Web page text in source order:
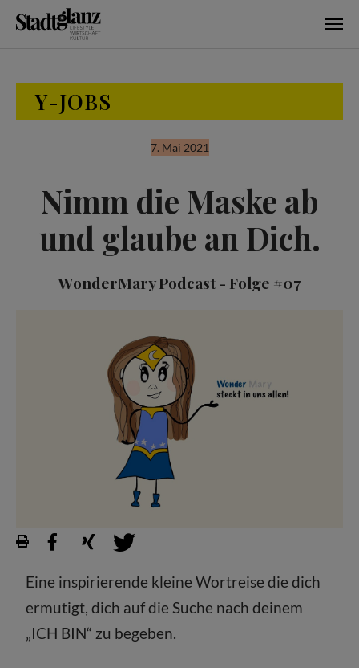
Y-JOBS
7. Mai 2021
Nimm die Maske ab
und glaube an Dich.
WonderMary Podcast - Folge #07
Eine inspirierende kleine Wortreise die dich
ermutigt, dich auf die Suche nach deinem
„ICH BIN“ zu begeben.